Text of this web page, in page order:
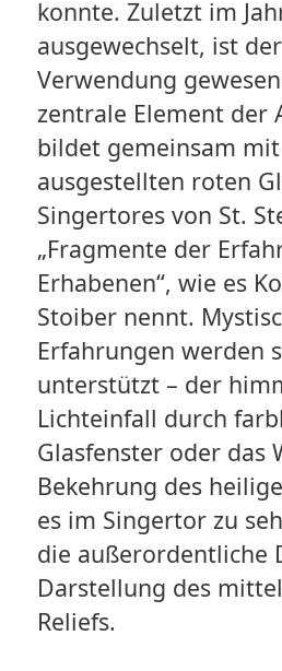
konnte. Zuletzt im
ausgewechselt, ist
Verwendung
zentrale Element der
bildet gemeinsam
ausgestellten roten
Singertores von St.
„Fragmente der
Erhabenen“, wie es
Stoiber nennt.
Erfahrungen werden
unterstützt – der
Lichteinfall durch
Glasfenster oder das
Bekehrung des
es im Singertor zu
die außerordentliche
Darstellung des
Reliefs.